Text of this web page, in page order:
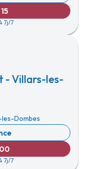
7j/7
- Villars-les-
Dombes
7j/7